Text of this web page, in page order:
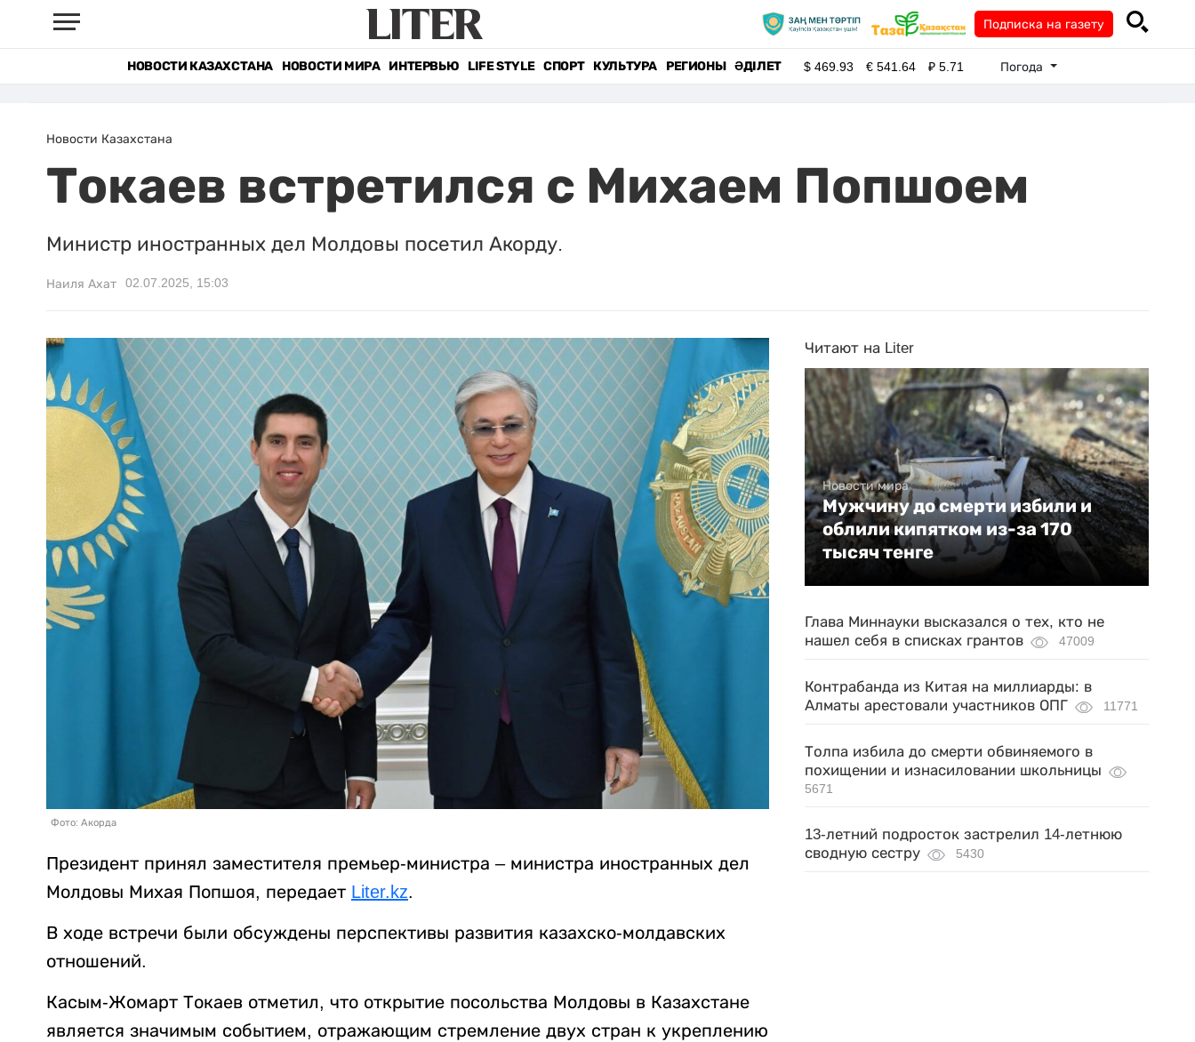
Подписка на газету
НОВОСТИ КАЗАХСТАНА НОВОСТИ МИРА ИНТЕРВЬЮ LIFE STYLE СПОРТ КУЛЬТУРА РЕГИОНЫ ӘДІЛЕТ $469.93 €541.64 ₽5.71 Погода
Новости Казахстана
Токаев встретился с Михаем Попшоем
Министр иностранных дел Молдовы посетил Акорду.
Наиля Ахат 02.07.2025, 15:03
Фото: Акорда
Президент принял заместителя премьер-министра – министра иностранных дел
Молдовы Михая Попшоя, передает Liter.kz.
В ходе встречи были обсуждены перспективы развития казахско-молдавских
отношений.
Касым-Жомарт Токаев отметил, что открытие посольства Молдовы в Казахстане
является значимым событием, отражающим стремление двух стран к укреплению
Читают на Liter
Новости мира
Мужчину до смерти избили и
облили кипятком из-за 170
тысяч тенге
Глава Миннауки высказался о тех, кто не
нашел себя в списках грантов
47009
Контрабанда из Китая на миллиарды: в
Алматы арестовали участников ОПГ
11771
Толпа избила до смерти обвиняемого в
похищении и изнасиловании школьницы
5671
13-летний подросток застрелил 14-летнюю
сводную сестру
5430